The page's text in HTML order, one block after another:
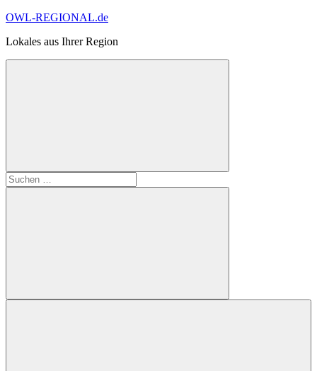
Zum
springen
OWL-REGIONAL.de
Lokales aus Ihrer Region
Suchformular
öffnen
Suchen
nach:
Suchen